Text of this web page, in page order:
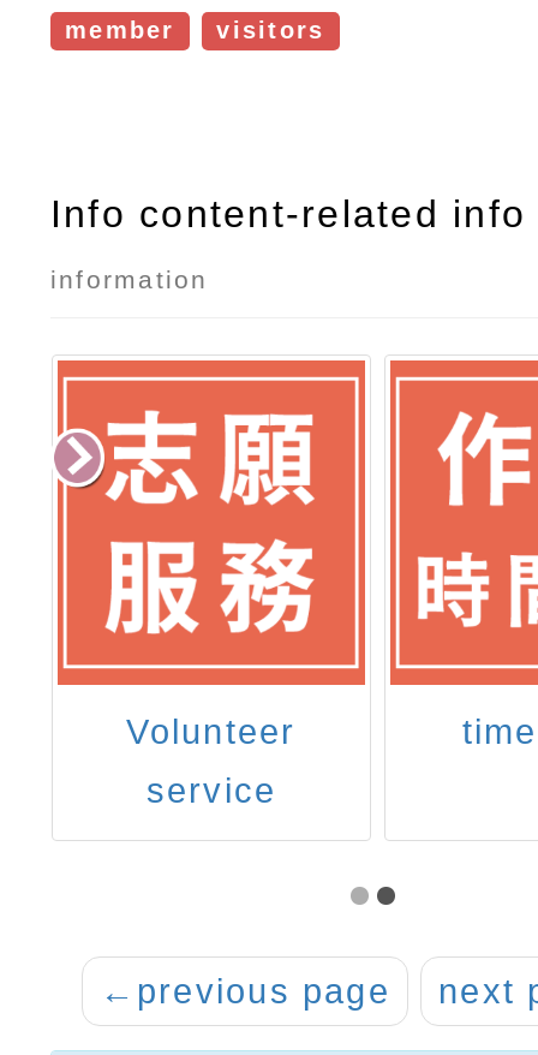
member visitors
Info content-related
information
Volunteer
service
certification unit
← previous page next